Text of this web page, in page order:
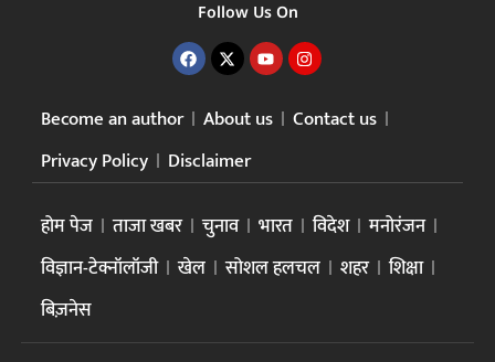
Follow Us On
Become an author About us
Contact us
Privacy Policy
Disclaimer
होम पेज ताजा खबर चुनाव भारत विदेश
मनोरंजन
विज्ञान-टेक्नॉलॉजी
खेल सोशल हलचल शहर
शिक्षा
बिज़नेस